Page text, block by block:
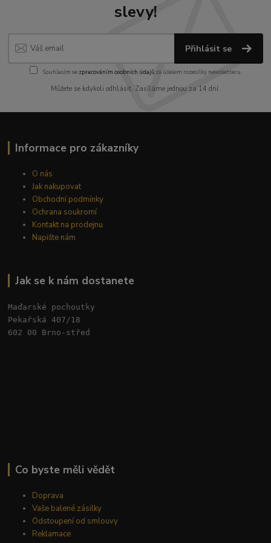
slevy!
Přihlásit se
Souhlasím se zpracováním osobních údajůza účelem rozesílky newsletteru.
Můžete se kdykoli odhlásit. Zasíláme jednou za 14 dní.
Informace pro zákazníky
O nás
Jak nakupovat
Obchodní podmínky
Ochrana soukromí
Kontakt na prodejnu
Napište nám
Jak se k nám dostanete
Maďarské pochoutky
Pekařská 407/18
602 00 Brno-střed
Co byste měli vědět
Doprava
Vaše balené zásilky
Odstoupení od smlouvy
Reklamace